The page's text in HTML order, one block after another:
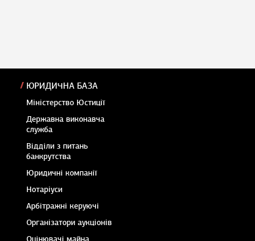
ЮРИДИЧНА БАЗА
Міністерство Юстиції
Державна виконавча
служба
Відділи з питань
банкрутства
Юридичні компанії
Нотаріуси
Арбітражні керуючі
Організатори аукціонів